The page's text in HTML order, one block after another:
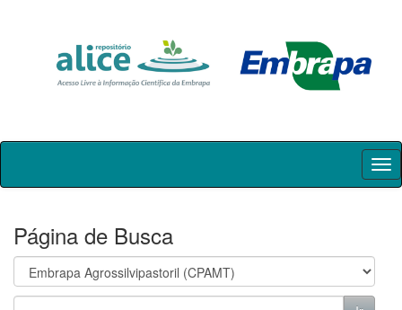
Skip
Página de Busca